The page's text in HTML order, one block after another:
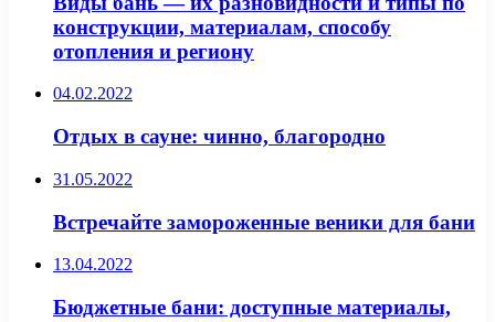
конструкции, материалам, способу
отопления и региону
04.02.2022
Отдых в сауне: чинно, благородно
31.05.2022
Встречайте замороженные веники для бани
13.04.2022
Бюджетные бани: доступные материалы,